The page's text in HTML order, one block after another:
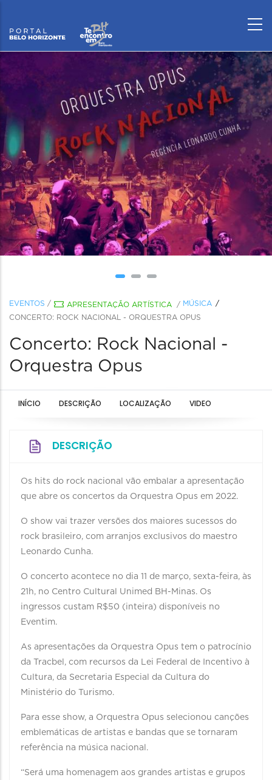
EVENTOS / APRESENTAÇÃO ARTÍSTICA / MÚSICA
CONCERTO: ROCK NACIONAL - ORQUESTRA OPUS
Concerto: Rock Nacional -
Orquestra Opus
INÍCIO DESCRIÇÃO LOCALIZAÇÃO VIDEO
DESCRIÇÃO
Os hits do rock nacional vão embalar a apresentação
que abre os concertos da Orquestra Opus em 2022.
O show vai trazer versões dos maiores sucessos do
rock brasileiro, com arranjos exclusivos do maestro
Leonardo Cunha.
O concerto acontece no dia 11 de março, sexta-feira, às
21h, no Centro Cultural Unimed BH-Minas. Os
ingressos custam R$50 (inteira) disponíveis no
Eventim.
As apresentações da Orquestra Opus tem o patrocínio
da Tracbel, com recursos da Lei Federal de Incentivo à
Cultura, da Secretaria Especial da Cultura do
Ministério do Turismo.
Para esse show, a Orquestra Opus selecionou canções
emblemáticas de artistas e bandas que se tornaram
referência na música nacional.
“Será uma homenagem aos grandes artistas e grupos